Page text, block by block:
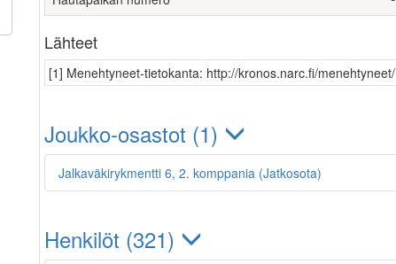
Lähteet
[1] Menehtyneet-tietokanta: http://kronos.narc.fi/menehtyneet/
Joukko-osastot (1)
Jalkaväkirykmentti 6, 2. komppania (Jatkosota)
Henkilöt (321)